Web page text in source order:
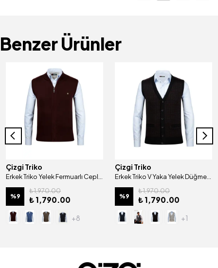
Benzer Ürünler
Çizgi Triko
Erkek Triko Yelek Fermuarlı Cepli Çelik Örgü Triko Klasik Kalıp - 4241J
%9
₺ 1,970.00
₺ 1,790.00
+8
Çizgi Triko
Erkek Triko V Yaka Yelek Düğmeli Cep Detaylı Desenli Bel Lastikli Çelik Örgü Klasik Kalıp- 5002L
%9
₺ 1,970.00
₺ 1,790.00
+1